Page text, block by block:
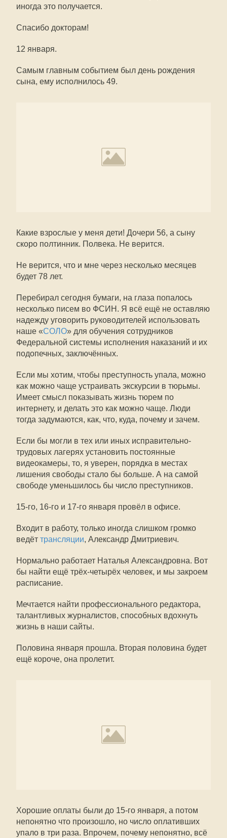
иногда это получается.
Спасибо докторам!
12 января.
Самым главным событием был день рождения
сына, ему исполнилось 49.
Какие взрослые у меня дети! Дочери 56, а сыну
скоро полтинник. Полвека. Не верится.
Не верится, что и мне через несколько месяцев
будет 78 лет.
Перебирал сегодня бумаги, на глаза попалось
несколько писем во ФСИН. Я всё ещё не оставляю
надежду уговорить руководителей использовать
наше «СОЛО» для обучения сотрудников
Федеральной системы исполнения наказаний и их
подопечных, заключённых.
Если мы хотим, чтобы преступность упала, можно
как можно чаще устраивать экскурсии в тюрьмы.
Имеет смысл показывать жизнь тюрем по
интернету, и делать это как можно чаще. Люди
тогда задумаются, как, что, куда, почему и зачем.
Если бы могли в тех или иных исправительно-
трудовых лагерях установить постоянные
видеокамеры, то, я уверен, порядка в местах
лишения свободы стало бы больше. А на самой
свободе уменьшилось бы число преступников.
15-го, 16-го и 17-го января провёл в офисе.
Входит в работу, только иногда слишком громко
ведёт трансляции, Александр Дмитриевич.
Нормально работает Наталья Александровна. Вот
бы найти ещё трёх-четырёх человек, и мы закроем
расписание.
Мечтается найти профессионального редактора,
талантливых журналистов, способных вдохнуть
жизнь в наши сайты.
Половина января прошла. Вторая половина будет
ещё короче, она пролетит.
Хорошие оплаты были до 15-го января, а потом
непонятно что произошло, но число оплативших
упало в три раза. Впрочем, почему непонятно, всё